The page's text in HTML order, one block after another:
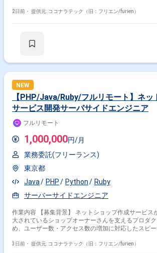
製造、各種テストを担当します。 【求める人物像】 最新技術やアーキテ
WebシステムではJava、Springなどの各種フレーム
2日前・ 提供元: ココナラテック（旧：フリエン/furien）
NEW
【PHP/Java/Ruby/フルリモート】ネッ
サービス開発サーバサイドエンジニア
フルリモート
1,000,000円/月
業務委託(フリーランス)
東京都
Java
PHP Python
Ruby
サーバーサイドエンジニア
作業内容 【募集背景】 ネットショップ作成サービス
大されているショップオーナーさんを支えるプロダ
め、ユーザー数・アクセス数の増加に対応したスピ
進する必要があることから募集を行っております。 【作業内容】 開発プ
3日前・ 提供元: ココナラテック（旧：フリエン/furien）